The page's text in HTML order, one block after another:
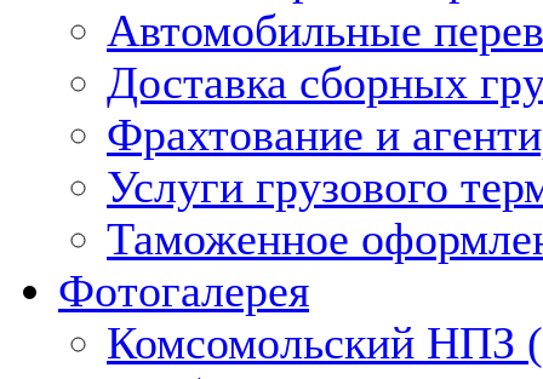
Автомобильные
Доставка сборных
Фрахтование и
Услуги грузового
Таможенное
Фотогалерея
Комсомольский НПЗ